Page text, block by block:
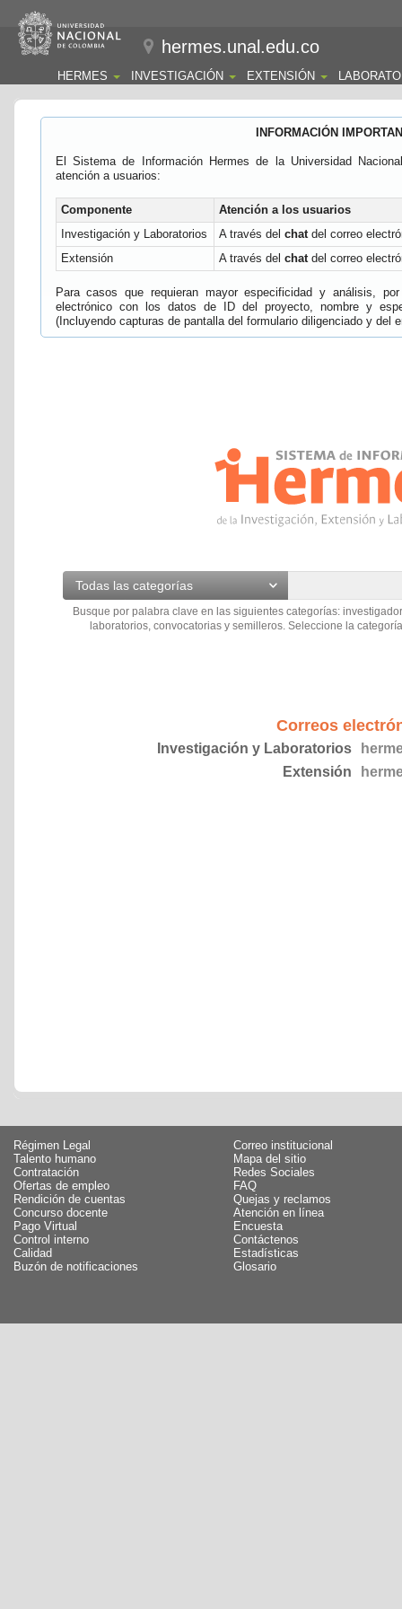
hermes.unal.edu.co
HERMES INVESTIGACIÓN EXTENSIÓN
INFORMACIÓN
El Sistema de Información Hermes de la Universidad
atención a usuarios:
Componente
Atención a los usuarios
Investigación y Laboratorios
A través del chatdel correo
Extensión
A través del chatdel correo
Para casos que requieran mayor especificidad y análisis,
electrónico con los datos de ID del proyecto, nombre y
(Incluyendo capturas de pantalla del formulario diligenciado y del
Todas las categorías
Busque por palabra clave en las siguientes categorías:
laboratorios, convocatorias y semilleros. Seleccione la
Correos
Investigación y Laboratorios
Extensión
Régimen Legal
Talento humano
Contratación
Ofertas de empleo
Rendición de cuentas
Concurso docente
Pago Virtual
Control interno
Calidad
Buzón de notificaciones
Correo institucional
Mapa del sitio
Redes Sociales
FAQ
Quejas y reclamos
Atención en línea
Encuesta
Contáctenos
Estadísticas
Glosario